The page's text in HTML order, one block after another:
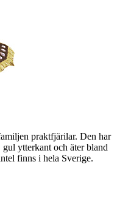
praktfjärilar. Den har
ytterkant och äter bland
finns i hela Sverige.